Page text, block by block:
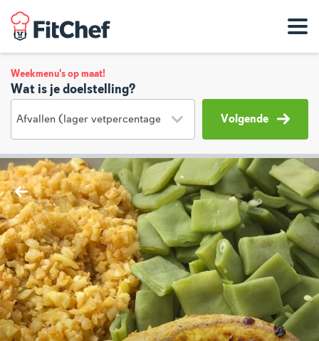
Weekmenu's op maat!
Wat is je doelstelling?
Volgende